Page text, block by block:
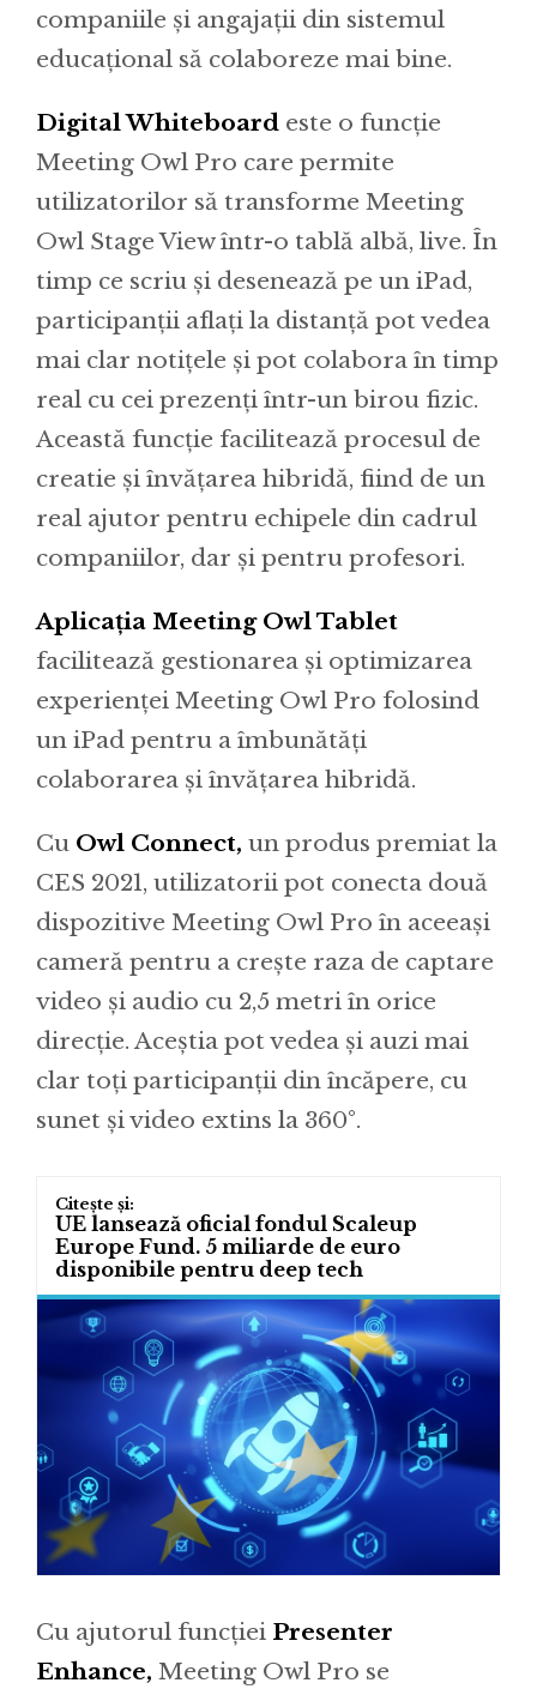
companiile și angajații din sistemul
educațional să colaboreze mai bine.
Digital Whiteboard este o funcție
Meeting Owl Pro care permite
utilizatorilor să transforme Meeting
Owl Stage View într-o tablă albă, live. În
timp ce scriu și desenează pe un iPad,
participanții aflați la distanță pot vedea
mai clar notițele și pot colabora în timp
real cu cei prezenți într-un birou fizic.
Această funcție facilitează procesul de
creatie și învățarea hibridă, fiind de un
real ajutor pentru echipele din cadrul
companiilor, dar și pentru profesori.
Aplicația Meeting Owl Tablet
facilitează gestionarea și optimizarea
experienței Meeting Owl Pro folosind
un iPad pentru a îmbunătăți
colaborarea și învățarea hibridă.
Cu Owl Connect, un produs premiat la
CES 2021, utilizatorii pot conecta două
dispozitive Meeting Owl Pro în aceeași
cameră pentru a crește raza de captare
video și audio cu 2,5 metri în orice
direcție. Aceștia pot vedea și auzi mai
clar toți participanții din încăpere, cu
sunet și video extins la 360°.
UE lansează oficial fondul Scaleup
Europe Fund. 5 miliarde de euro
disponibile pentru deep tech
Cu ajutorul funcției Presenter
Enhance, Meeting Owl Pro se